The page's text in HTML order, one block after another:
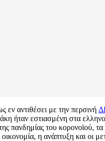
εν αντιθέσει με την περσινή
ήταν εστιασμένη στα
πανδημίας του κορονοϊού,
οικονομία, η ανάπτυξη και οι